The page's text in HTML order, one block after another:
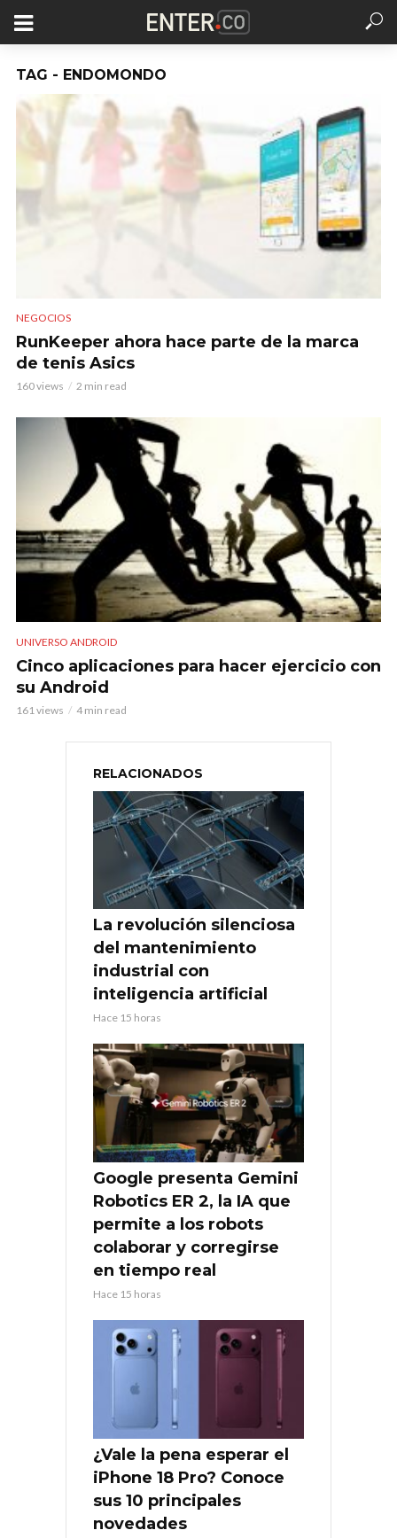
TAG - ENDOMONDO
NEGOCIOS
RunKeeper ahora hace parte de la marca
de tenis Asics
160 views 2 min read
UNIVERSO ANDROID
Cinco aplicaciones para hacer ejercicio con
su Android
161 views 4 min read
RELACIONADOS
La revolución silenciosa
del mantenimiento
industrial con
inteligencia artificial
Hace 15 horas
Google presenta Gemini
Robotics ER 2, la IA que
permite a los robots
colaborar y corregirse
en tiempo real
Hace 15 horas
¿Vale la pena esperar el
iPhone 18 Pro? Conoce
sus 10 principales
novedades